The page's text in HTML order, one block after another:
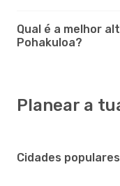
Qual é a melhor
Pohakuloa?
Planear a
Cidades populares